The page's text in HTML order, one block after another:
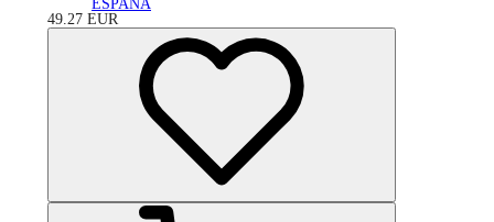
ESPAÑA
49.27 EUR